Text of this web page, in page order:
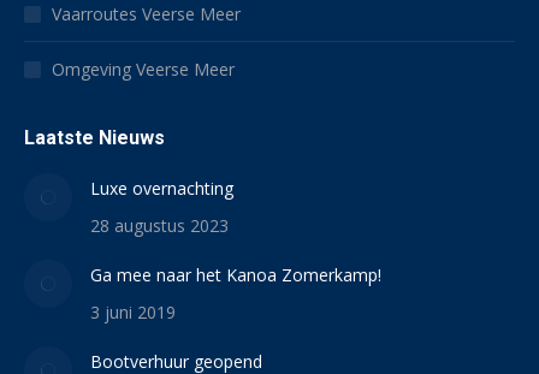
Vaarroutes Veerse Meer
Omgeving Veerse Meer
Laatste Nieuws
Luxe overnachting
28 augustus 2023
Ga mee naar het Kanoa Zomerkamp!
3 juni 2019
Bootverhuur geopend